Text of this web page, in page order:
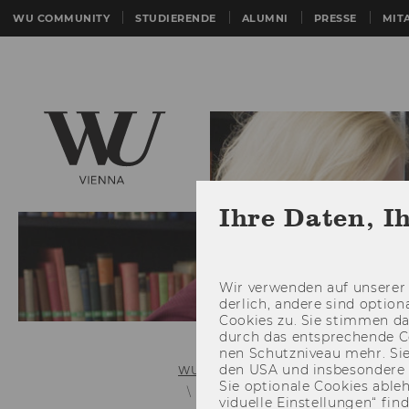
WU COMMUNITY STUDIERENDE ALUMNI PRESSE
WU (Wirtschaftsuniversität Wien)
LPIS-Anmeldesystem
Ihre Daten,
Wir ver­wen­den auf
der­lich, an­de­re sind
Coo­kies zu. Sie stim­men
durch das ent­spre­chen­de
nen Schutz­ni­veau mehr.
den USA und
Sie op­tio­na­le Coo­kies
vi­du­el­le Ein­stel­lun­gen“